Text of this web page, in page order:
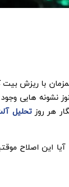
نشونه هایی
هر روزتحلیل
این اصلاح